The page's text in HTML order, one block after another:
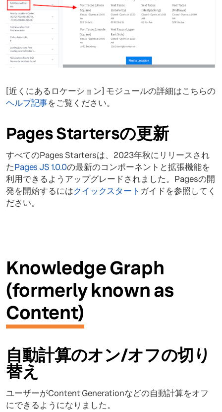
[近くにあるロケーション] モジュールの詳細はこちらの
ヘルプ記事をご覧ください。
Pages Startersの更新
すべてのPages Startersは、2023年秋にリリースされ
たPages JS 1.0.0の最新のコンポーネントと拡張機能を
利用できるようアップグレードされました。Pagesの開
発を開始するにはクイックスタート ガイドを参照してく
ださい。
Knowledge Graph
(formerly known as
Content)
自動計算のオン/オフの切り
替え
ユーザーがContent Generationなどの自動計算をオフ
にできるようになりました。